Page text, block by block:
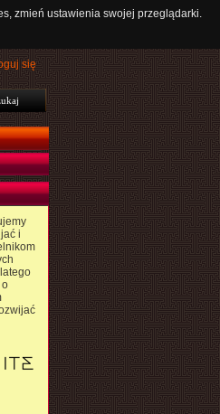
zmień ustawienia swojej przeglądarki.
się
i